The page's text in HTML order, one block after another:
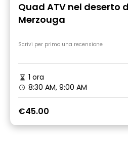
Quad ATV nel deserto
Merzouga
Scrivi per primo una recensione
1 ora
8:30 AM, 9:00 AM
€45.00